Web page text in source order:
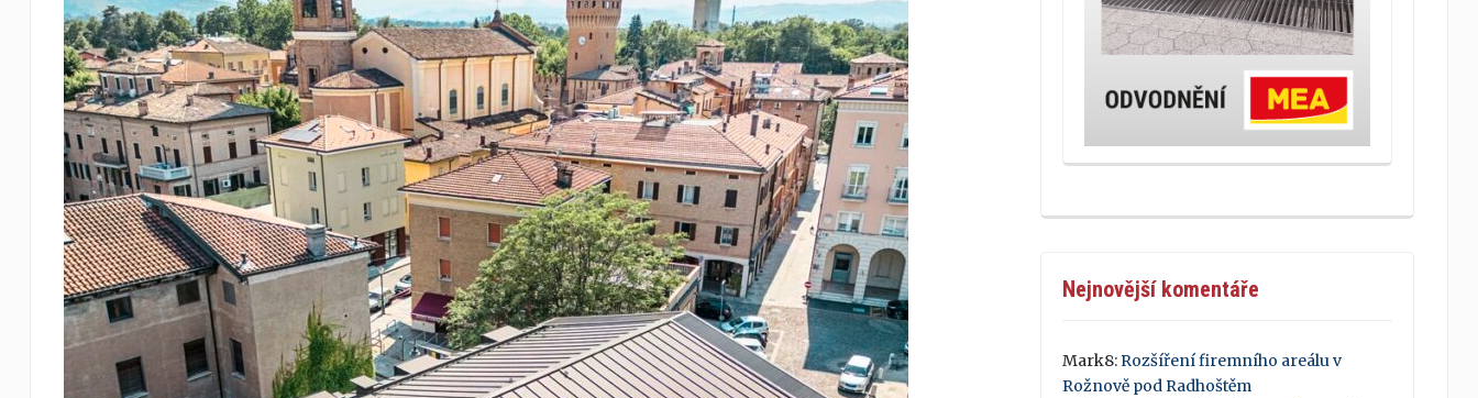
Nejnovější komentáře
Mark8:Rozšíření firemního areálu v
Rožnově pod Radhoštěm